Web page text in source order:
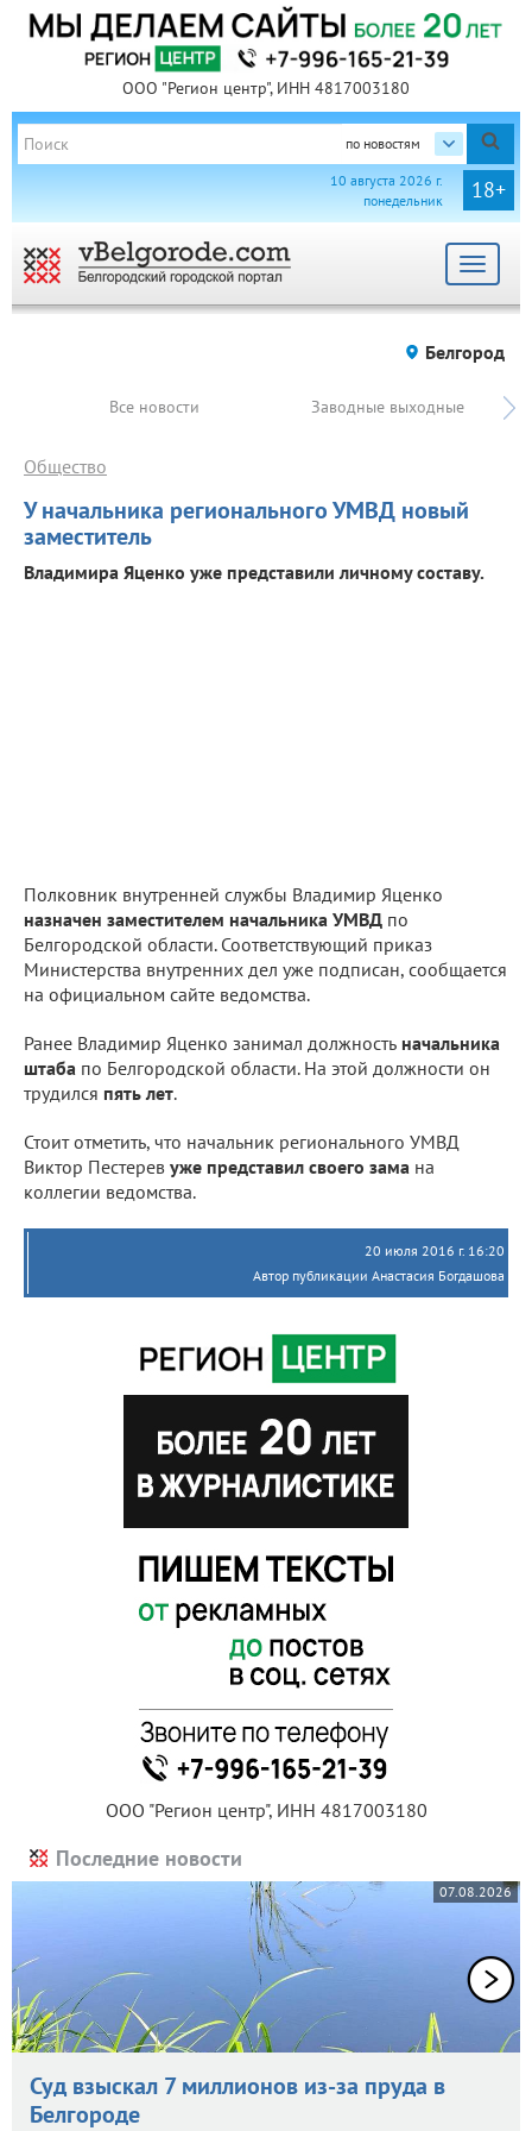
ООО "Регион центр", ИНН 4817003180
по новостям
18+
10 августа 2026 г.
понедельник
Toggle
Белгород
Все новости Заводные выходные
У начальника регионального УМВД новый
заместитель
Общество
Владимира Яценко уже представили личному составу.
Полковник внутренней службы Владимир Яценко
назначен заместителем начальника УМВД по
Белгородской области. Соответствующий приказ
Министерства внутренних дел уже подписан, сообщается
на официальном сайте ведомства.
Ранее Владимир Яценко занимал должность начальника
штаба по Белгородской области. На этой должности он
трудился пять лет.
Стоит отметить, что начальник регионального УМВД
Виктор Пестерев уже представил своего зама на
коллегии ведомства.
20 июля 2016 г. 16:20
Автор публикации Анастасия Богдашова
ООО "Регион центр", ИНН 4817003180
Последние новости
07.08.2026
Суд взыскал 7 миллионов из-за пруда в
Белгороде